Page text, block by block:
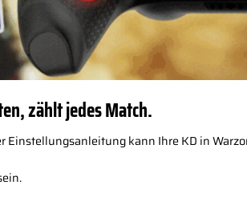
zählt jedes Match.
kann Ihre KD in